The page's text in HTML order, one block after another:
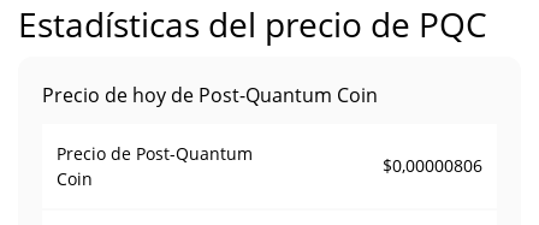
Estadísticas del precio de PQC
Precio de hoy de Post-Quantum Coin
Precio de Post-Quantum
Coin
$0,00000806